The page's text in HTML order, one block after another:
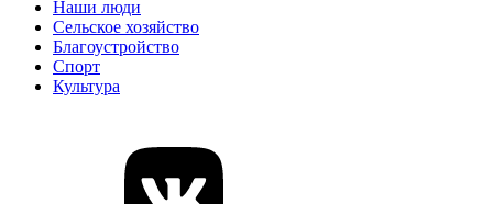
Наши люди
Сельское хозяйство
Благоустройство
Спорт
Культура